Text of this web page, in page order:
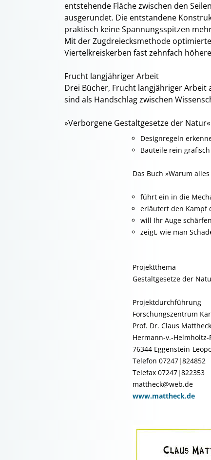
entstehende Fläche zwischen den
ausgerundet. Die entstandene
praktisch keine Spannungsspitzen
Mit der Zugdreiecksmethode
Viertelkreiskerben fast zehnfach
Frucht langjähriger Arbeit
Drei Bücher, Frucht langjähriger
sind als Handschlag zwischen
»Verborgene Gestaltgesetze der Natur«
Designregeln
Bauteile rein
Das Buch »Warum
führt ein in die
erläutert den Kampf
will Ihr Auge
zeigt, wie man
Projektthema
Gestaltgesetze der
Projektdurchführung
Forschungszentrum
Prof. Dr. Claus Mattheck
Hermann-v.-Helmholtz-
76344 Eggenstein-
Telefon 07247|824852
Telefax 07247|822353
mattheck@web.de
www.mattheck.de